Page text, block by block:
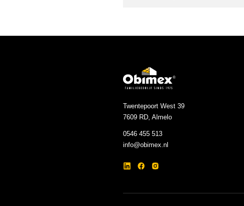
Twentepoort West 39
7609 RD, Almelo
0546 455 513
info@obimex.nl